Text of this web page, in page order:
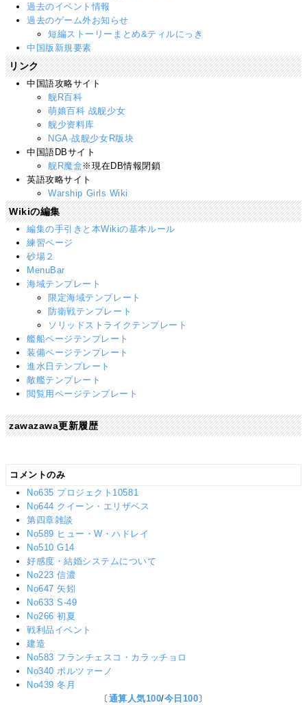
過去のイベント情報
過去のゲーム外お知らせ
短編ストーリーまとめ&ティルにっき
中国版新規要素
リンク
中国語攻略サイト
舰R百科
萌娘百科 战舰少女
舰少资料库
NGA·战舰少女R版块
中国語DBサイト
舰R魔盒 ※現在DB情報閉鎖
英語攻略サイト
Warship Girls Wiki
Wikiの編集
編集の手引きと本Wikiの基本ルール
練習ページ
砂場２
MenuBar
海域テンプレート
限定海域テンプレート
防衛戦テンプレート
ソリッドストライクテンプレート
艦船ページテンプレート
装備ページテンプレート
進水日テンプレート
敵艦テンプレート
閲覧用ページテンプレート
zawazawa更新履歴
コメントのみ
No635 プロジェクト10581
No644 クイーン・エリザベス
第四章雑談
No589 ヒュー・W・ハドレイ
No510 G14
好感度・結婚システムについて
No223 信濃
No647 矢矧
No633 S-49
No266 初夏
戦利品イベント
建造
No583 フランチェスコ・カラッチョロ
No340 ボルツァーノ
No439 冬月
〔 通算人気100/今日100〕